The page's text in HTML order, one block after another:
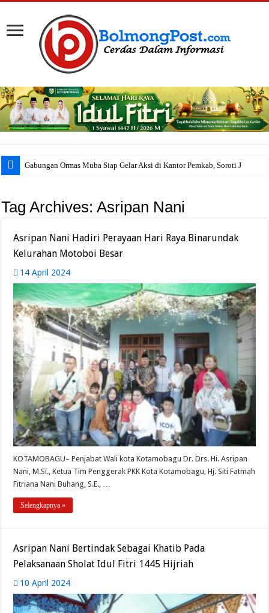
Tag Archives:Asripan Nani
Asripan Nani Hadiri Perayaan Hari Raya Binarundak
Kelurahan Motoboi Besar
14 April 2024
KOTAMOBAGU– Penjabat Wali kota Kotamobagu Dr. Drs. Hi. Asripan
Nani, M.Si., Ketua Tim Penggerak PKK Kota Kotamobagu, Hj. Siti Fatmah
Fitriana Nani Buhang, S.E., …
Selengkapnya »
Asripan Nani Bertindak Sebagai Khatib Pada
Pelaksanaan Sholat Idul Fitri 1445 Hijriah
10 April 2024